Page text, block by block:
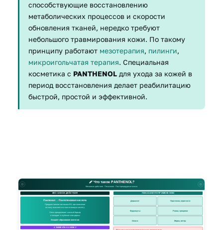
способствующие восстановлению
метаболических процессов и скорости
обновления тканей, нередко требуют
небольшого травмирования кожи. По такому
принципу работают мезотерапия, пилинги,
микроигольчатая терапия. Специальная
косметика с PANTHENOL для ухода за кожей в
период восстановления делает реабилитацию
быстрой, простой и эффективной.